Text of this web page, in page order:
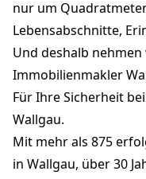
nur um
Lebensabschnitte,
Und deshalb
Immobilienmakler
Für Ihre Sicherheit
Wallgau.
Mit mehr als 875
in Wallgau, über 30